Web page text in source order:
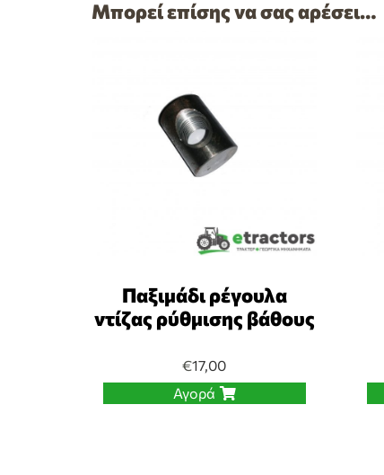
Μπορεί επίσης να σας αρέσει…
Παξιμάδι ρέγουλα
ντίζας ρύθμισης βάθους
€17,00
Αγορά